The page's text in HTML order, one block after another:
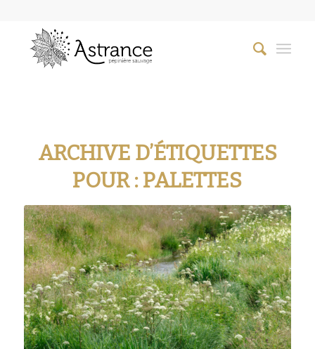
ARCHIVE D’ÉTIQUETTES
POUR :PALETTES